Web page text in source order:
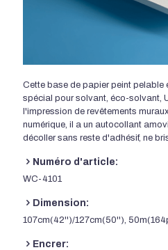
Cette base de papier peint pelable
spécial pour solvant, éco-solvant,
l'impression de revêtements
numérique, il a un autocollant
décoller sans reste d'adhésif, ne
Numéro d'article:
WC-4101
Dimension:
107cm(42'')/127cm(50''),
Encrer: